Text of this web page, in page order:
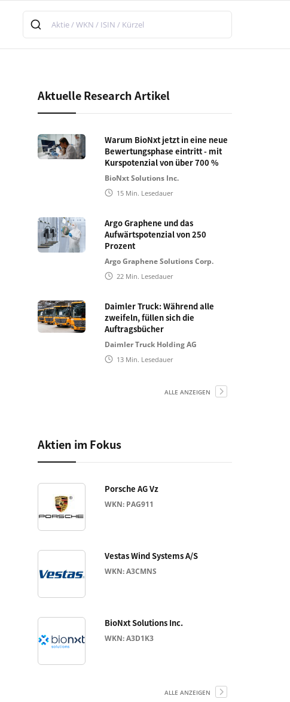
Aktuelle Research Artikel
Warum BioNxt jetzt in eine neue
Bewertungsphase eintritt - mit
Kurspotenzial von über 700 %
BioNxt Solutions Inc.
15 Min. Lesedauer
Argo Graphene und das
Aufwärtspotenzial von 250
Prozent
Argo Graphene Solutions Corp.
22 Min. Lesedauer
Daimler Truck: Während alle
zweifeln, füllen sich die
Auftragsbücher
Daimler Truck Holding AG
13 Min. Lesedauer
ALLE ANZEIGEN
Aktien im Fokus
Porsche AG Vz
WKN: PAG911
Vestas Wind Systems A/S
WKN: A3CMNS
BioNxt Solutions Inc.
WKN: A3D1K3
ALLE ANZEIGEN